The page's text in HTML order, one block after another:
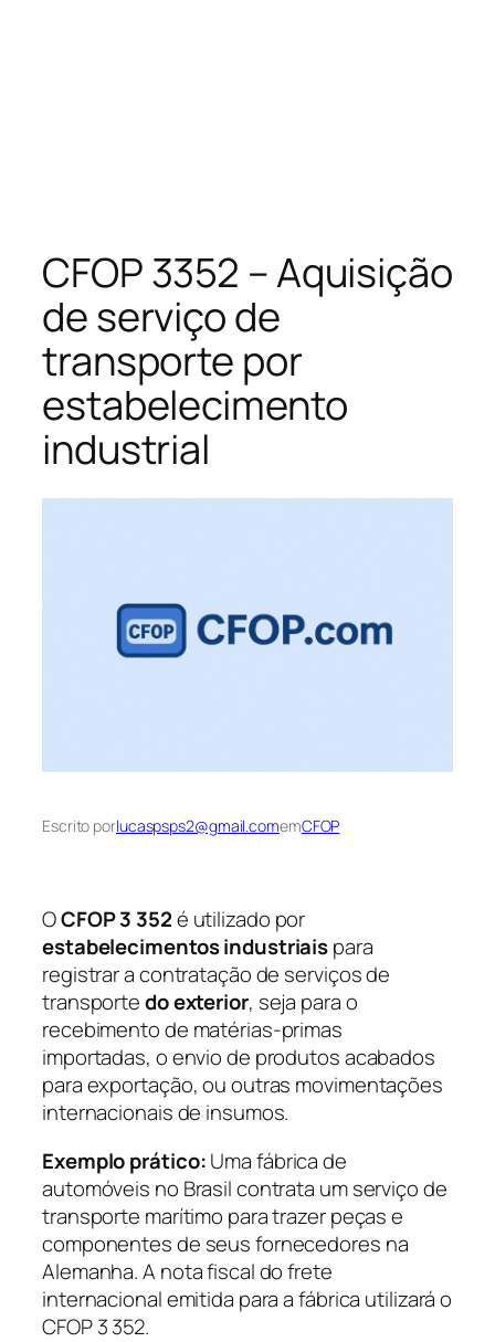
CFOP 3352 – Aquisição
de serviço de
transporte por
estabelecimento
industrial
Escrito porlucaspsps2@gmail.comemCFOP
OCFOP 3 352é utilizado por
estabelecimentos industriaispara
registrar a contratação de serviços de
transportedo exterior, seja para o
recebimento de matérias-primas
importadas, o envio de produtos acabados
para exportação, ou outras movimentações
internacionais de insumos.
Exemplo prático:Uma fábrica de
automóveis no Brasil contrata um serviço de
transporte marítimo para trazer peças e
componentes de seus fornecedores na
Alemanha. A nota fiscal do frete
internacional emitida para a fábrica utilizará o
CFOP 3 352.